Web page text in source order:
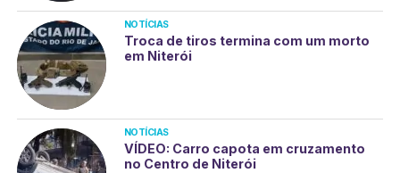
NOTÍCIAS
Troca de tiros termina com um morto
em Niterói
NOTÍCIAS
VÍDEO: Carro capota em cruzamento
no Centro de Niterói